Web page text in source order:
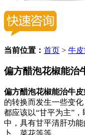
当前位置： 首页 > 牛
偏方醋泡花椒能治
偏方醋泡花椒能治牛
的转换而发生一些变
都应该以“甘平为主”
中，具有甘平清肝功